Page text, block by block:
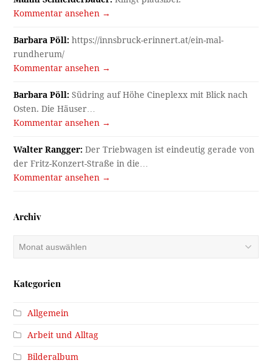
Kommentar ansehen →
Barbara Pöll: https://innsbruck-erinnert.at/ein-mal-
rundherum/
Kommentar ansehen →
Barbara Pöll: Südring auf Höhe Cineplexx mit Blick nach
Osten. Die Häuser…
Kommentar ansehen →
Walter Rangger: Der Triebwagen ist eindeutig gerade von
der Fritz-Konzert-Straße in die…
Kommentar ansehen →
Archiv
Kategorien
Allgemein
Arbeit und Alltag
Bilderalbum